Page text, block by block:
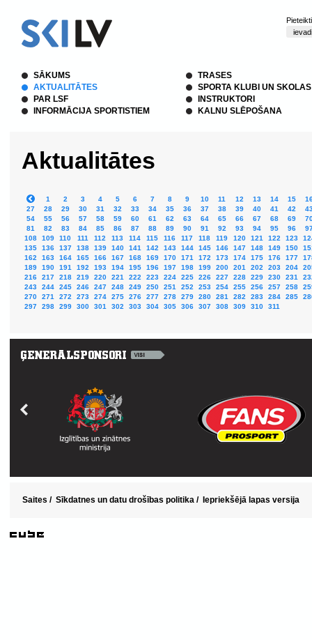
SĀKUMS
AKTUALITĀTES
PAR LSF
INFORMĀCIJA SPORTISTIEM
TRASES
SPORTA KLUBI UN SKOLAS
INSTRUKTORI
KALNU SLĒPOŠANA
Aktualitātes
1 2 3 4 5 6 7 8 9 10 11 12 13 14 15
27
28 29 30 31 32 33 34 35 36 37 38 39 40 41 42
54
55 56 57 58 59 60 61 62 63 64 65 66 67 68 69
81
82 83 84 85 86 87 88 89 90 91 92 93 94 95 96
108
109 110 111 112 113 114 115 116 117 118 119 120 121 122 123
135
136 137 138 139 140 141 142 143 144 145 146 147 148 149 150
162
163 164 165 166 167 168 169 170 171 172 173 174 175 176 177
189
190 191 192 193 194 195 196 197 198 199 200 201 202 203 204
216
217 218 219 220 221 222 223 224 225 226 227 228 229 230 231
243
244 245 246 247 248 249 250 251 252 253 254 255 256 257 258
270
271 272 273 274 275 276 277 278 279 280 281 282 283 284 285
297
298 299 300 301 302 303 304 305 306 307 308 309 310 311
Saites / Sīkdatnes un datu drošības politika / Iepriekšējā lapas versija